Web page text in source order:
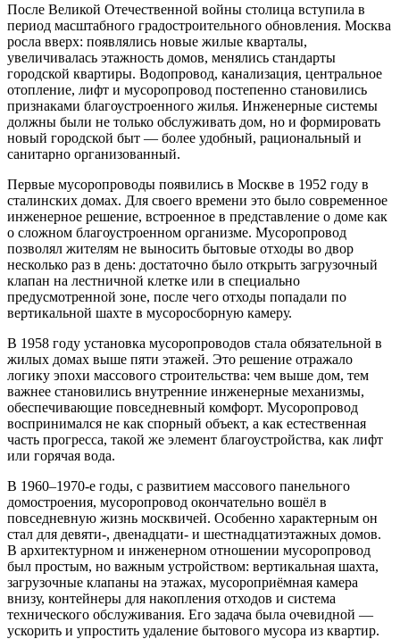
После Великой Отечественной войны столица вступила в
период масштабного градостроительного обновления. Москва
росла вверх: появлялись новые жилые кварталы,
увеличивалась этажность домов, менялись стандарты
городской квартиры. Водопровод, канализация, центральное
отопление, лифт и мусоропровод постепенно становились
признаками благоустроенного жилья. Инженерные системы
должны были не только обслуживать дом, но и формировать
новый городской быт — более удобный, рациональный и
санитарно организованный.
Первые мусоропроводы появились в Москве в 1952 году в
сталинских домах. Для своего времени это было современное
инженерное решение, встроенное в представление о доме как
о сложном благоустроенном организме. Мусоропровод
позволял жителям не выносить бытовые отходы во двор
несколько раз в день: достаточно было открыть загрузочный
клапан на лестничной клетке или в специально
предусмотренной зоне, после чего отходы попадали по
вертикальной шахте в мусоросборную камеру.
В 1958 году установка мусоропроводов стала обязательной в
жилых домах выше пяти этажей. Это решение отражало
логику эпохи массового строительства: чем выше дом, тем
важнее становились внутренние инженерные механизмы,
обеспечивающие повседневный комфорт. Мусоропровод
воспринимался не как спорный объект, а как естественная
часть прогресса, такой же элемент благоустройства, как лифт
или горячая вода.
В 1960–1970-е годы, с развитием массового панельного
домостроения, мусоропровод окончательно вошёл в
повседневную жизнь москвичей. Особенно характерным он
стал для девяти-, двенадцати- и шестнадцатиэтажных домов.
В архитектурном и инженерном отношении мусоропровод
был простым, но важным устройством: вертикальная шахта,
загрузочные клапаны на этажах, мусороприёмная камера
внизу, контейнеры для накопления отходов и система
технического обслуживания. Его задача была очевидной —
ускорить и упростить удаление бытового мусора из квартир.